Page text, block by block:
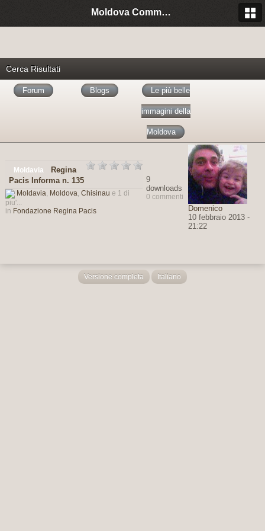
Moldova Community Italia
Cerca Risultati
Forum Blogs Le più belle
immagini della
Moldova
Moldavia
Regina
Pacis Informa n. 135
Moldavia Moldova Chisinau e 1 di
piu'...
in Fondazione Regina Pacis
9
downloads
0 commenti
Domenico
10 febbraio 2013 -
21:22
Versione completa Italiano